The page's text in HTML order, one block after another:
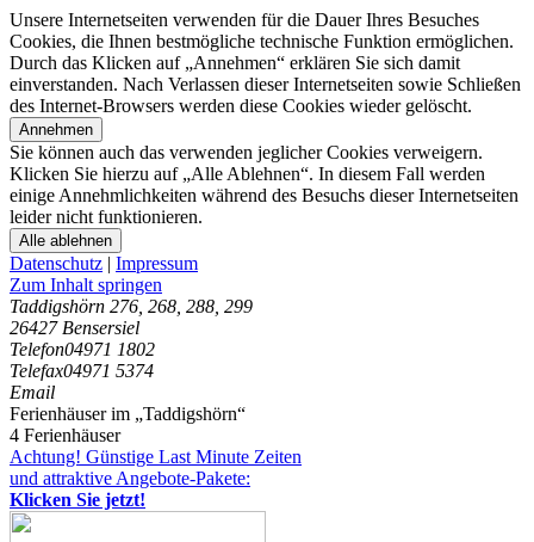
Unsere Internetseiten verwenden für die Dauer Ihres Besuches
Cookies, die Ihnen bestmögliche technische Funktion ermöglichen.
Durch das Klicken auf „Annehmen“ erklären Sie sich damit
einverstanden. Nach Verlassen dieser Internetseiten sowie Schließen
des Internet-Browsers werden diese Cookies wieder gelöscht.
Annehmen
Sie können auch das verwenden jeglicher Cookies verweigern.
Klicken Sie hierzu auf „Alle Ablehnen“. In diesem Fall werden
einige Annehmlichkeiten während des Besuchs dieser Internetseiten
leider nicht funktionieren.
Alle ablehnen
Datenschutz | Impressum
Zum Inhalt springen
Taddigshörn 276, 268, 288, 299
26427 Bensersiel
Telefon04971 1802
Telefax04971 5374
Email
Ferienhäuser im „Taddigshörn“
4 Ferienhäuser
Achtung! Günstige Last Minute Zeiten
und attraktive Angebote-Pakete:
Klicken Sie jetzt!